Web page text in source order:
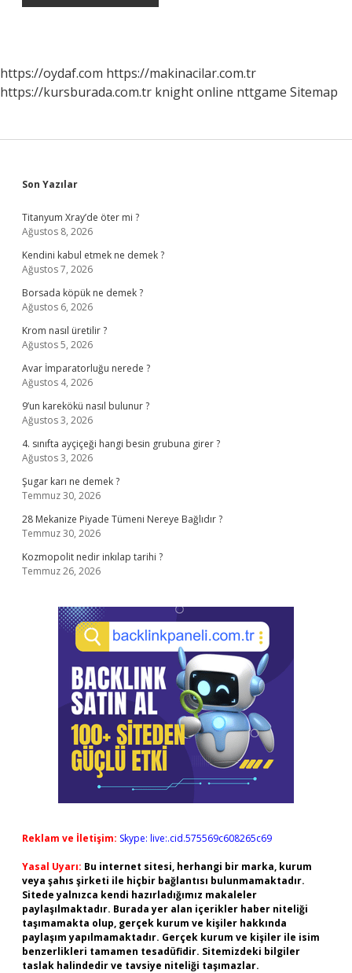
https://oydaf.com https://makinacilar.com.tr
https://kursburada.com.tr knight online nttgame Sitemap
Sidebar
Son Yazılar
Titanyum Xray’de öter mi ?
Ağustos 8, 2026
Kendini kabul etmek ne demek ?
Ağustos 7, 2026
Borsada köpük ne demek ?
Ağustos 6, 2026
Krom nasıl üretilir ?
Ağustos 5, 2026
Avar İmparatorluğu nerede ?
Ağustos 4, 2026
9’un karekökü nasıl bulunur ?
Ağustos 3, 2026
4. sınıfta ayçiçeği hangi besin grubuna girer ?
Ağustos 3, 2026
Şugar karı ne demek ?
Temmuz 30, 2026
28 Mekanize Piyade Tümeni Nereye Bağlıdır ?
Temmuz 30, 2026
Kozmopolit nedir inkılap tarihi ?
Temmuz 26, 2026
Reklam ve İletişim: Skype: live:.cid.575569c608265c69
Yasal Uyarı: Bu internet sitesi, herhangi bir marka, kurum
veya şahıs şirketi ile hiçbir bağlantısı bulunmamaktadır.
Sitede yalnızca kendi hazırladığımız makaleler
paylaşılmaktadır. Burada yer alan içerikler haber niteliği
taşımamakta olup, gerçek kurum ve kişiler hakkında
paylaşım yapılmamaktadır. Gerçek kurum ve kişiler ile isim
benzerlikleri tamamen tesadüfidir. Sitemizdeki bilgiler
taslak halindedir ve tavsiye niteliği taşımazlar.